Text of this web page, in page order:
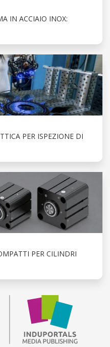
IN ACCIAIO INOX:
PER ISPEZIONE DI
PER CILINDRI